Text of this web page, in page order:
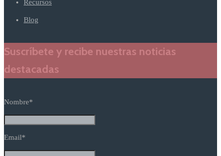
Recursos
Blog
Suscríbete y recibe nuestras noticias
destacadas
Nombre*
Email*